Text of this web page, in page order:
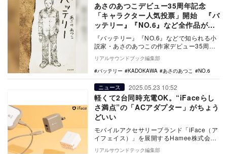
あさのあつこデビュー35周年記念
「キャラクター人気投票」開始 『バ
ッテリー』『NO.6』など全作品が対
象『バッテリー』『NO.6』などで知られる小
説家・あさのあつこの作家デビュー35周年
を記念した「キャラクター人気投票」が実
施される…
リアルサウンドブック編集部
バッテリー
KADOKAWA あさのあつこ NO.6
ニュース 2025.05.23 10:52
軽くて2台同時充電OK。“iFaceらし
さ満点”の「ACアダプター」がちょう
どいい
モバイルアクセサリーブランド「iFace（ア
イフェイス）」を展開するHamee株式会社
は、『iFace GaN ACアダプター …
リアルサウンドテック編集部